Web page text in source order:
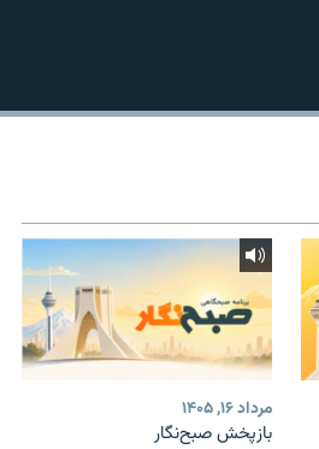
مرداد ۱۶, ۱۴۰۵
بازپخش صبح‌نگار